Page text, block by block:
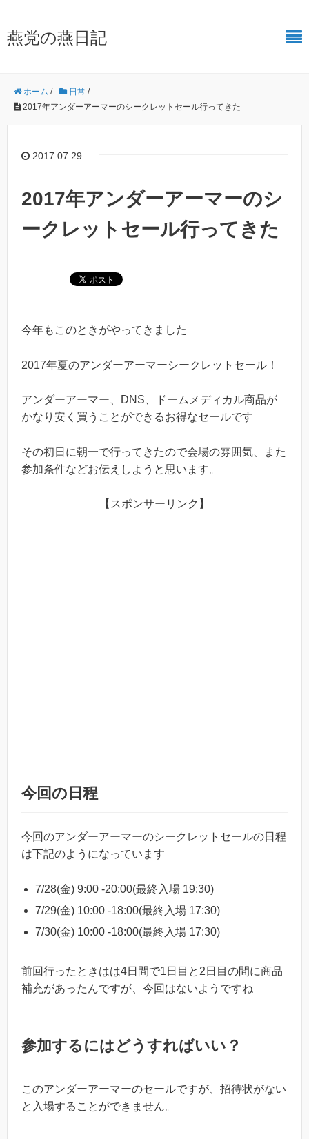
燕党の燕日記
ホーム / 日常 /
2017年アンダーアーマーのシークレットセール行ってきた
2017.07.29
2017年アンダーアーマーのシ
ークレットセール行ってきた
今年もこのときがやってきました
2017年夏のアンダーアーマーシークレットセール！
アンダーアーマー、DNS、ドームメディカル商品が
かなり安く買うことができるお得なセールです
その初日に朝一で行ってきたので会場の雰囲気、また
参加条件などお伝えしようと思います。
【スポンサーリンク】
今回の日程
今回のアンダーアーマーのシークレットセールの日程
は下記のようになっています
7/28(金) 9:00 -20:00(最終入場 19:30)
7/29(金) 10:00 -18:00(最終入場 17:30)
7/30(金) 10:00 -18:00(最終入場 17:30)
前回行ったときはは4日間で1日目と2日目の間に商品
補充があったんですが、今回はないようですね
参加するにはどうすればいい？
このアンダーアーマーのセールですが、招待状がない
と入場することができません。